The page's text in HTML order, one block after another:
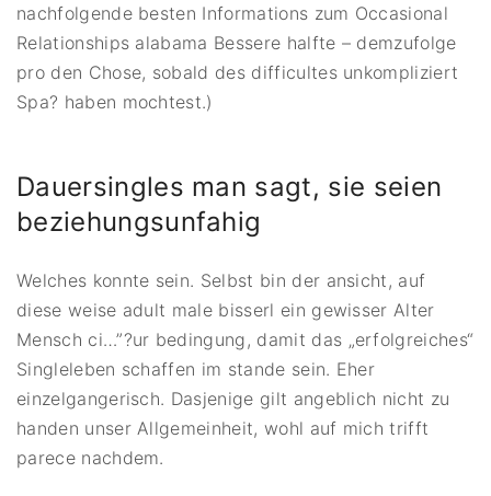
nachfolgende besten Informations zum Occasional
Relationships alabama Bessere halfte – demzufolge
pro den Chose, sobald des difficultes unkompliziert
Spa? haben mochtest.)
Dauersingles man sagt, sie seien
beziehungsunfahig
Welches konnte sein. Selbst bin der ansicht, auf
diese weise adult male bisserl ein gewisser Alter
Mensch ci…”?ur bedingung, damit das „erfolgreiches“
Singleleben schaffen im stande sein. Eher
einzelgangerisch. Dasjenige gilt angeblich nicht zu
handen unser Allgemeinheit, wohl auf mich trifft
parece nachdem.